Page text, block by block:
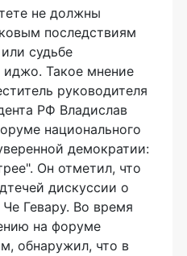
не должны
последствиям
судьбе
иджо. Такое мнение
руководителя
РФ Владислав
национального
демократии:
Он отметил, что
дискуссии о
Гевару. Во время
на форуме
обнаружил, что в